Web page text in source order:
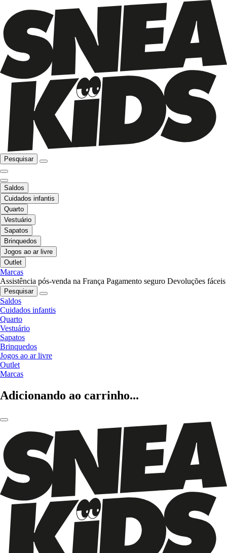
Pesquisar
Saldos
Cuidados infantis
Quarto
Vestuário
Sapatos
Brinquedos
Jogos ao ar livre
Outlet
Marcas
Assistência pós-venda na França Pagamento seguro Devoluções fáceis
Pesquisar
Saldos
Cuidados infantis
Quarto
Vestuário
Sapatos
Brinquedos
Jogos ao ar livre
Outlet
Marcas
Adicionando ao carrinho...